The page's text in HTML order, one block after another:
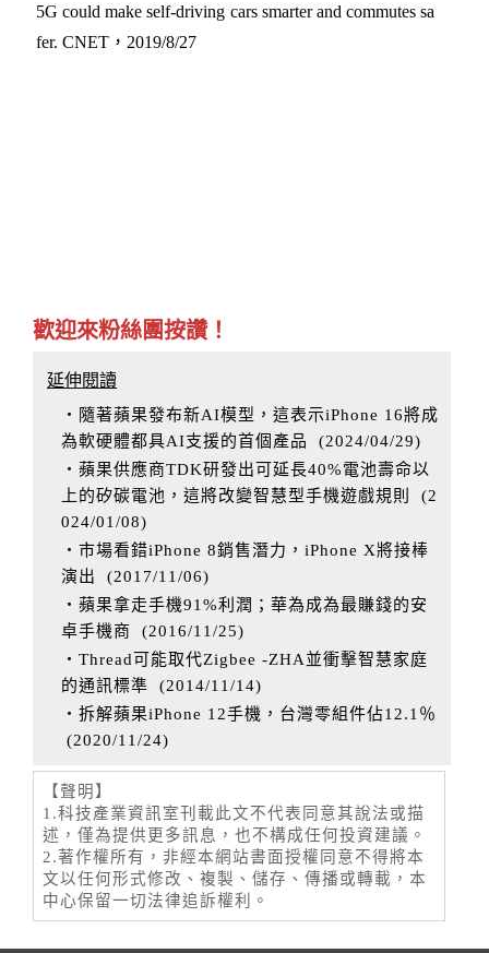
5G could make self-driving cars smarter and commutes sa
fer. CNET，2019/8/27
歡迎來粉絲團按讚！
延伸閱讀
‧隨著蘋果發布新AI模型，這表示iPhone 16將成
為軟硬體都具AI支援的首個產品
(2024/04/29)
‧蘋果供應商TDK研發出可延長40%電池壽命以
上的矽碳電池，這將改變智慧型手機遊戲規則
(2
024/01/08)
‧市場看錯iPhone 8銷售潛力，iPhone X將接棒
演出
(2017/11/06)
‧蘋果拿走手機91%利潤；華為成為最賺錢的安
卓手機商
(2016/11/25)
‧Thread可能取代Zigbee -ZHA並衝擊智慧家庭
的通訊標準 (2014/11/14)
‧拆解蘋果iPhone 12手機，台灣零組件佔12.1％
(2020/11/24)
【聲明】
1.科技產業資訊室刊載此文不代表同意其說法或描
述，僅為提供更多訊息，也不構成任何投資建議。
2.著作權所有，非經本網站書面授權同意不得將本
文以任何形式修改、複製、儲存、傳播或轉載，本
中心保留一切法律追訴權利。